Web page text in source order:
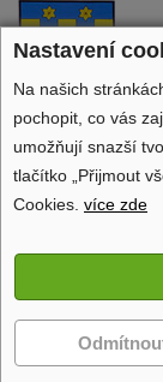
Nastavení
Na našich
pochopit, co vás
umožňují snazší
tlačítko „Přijmout
Cookies. více zde